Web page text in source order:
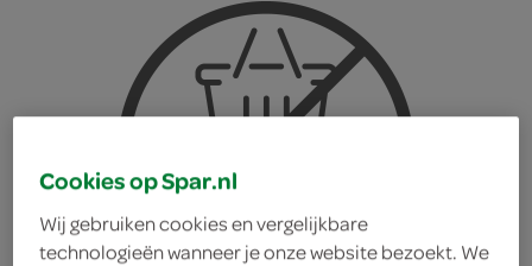
Cookies op Spar.nl
Wij gebruiken cookies en vergelijkbare
technologieën wanneer je onze website bezoekt. We